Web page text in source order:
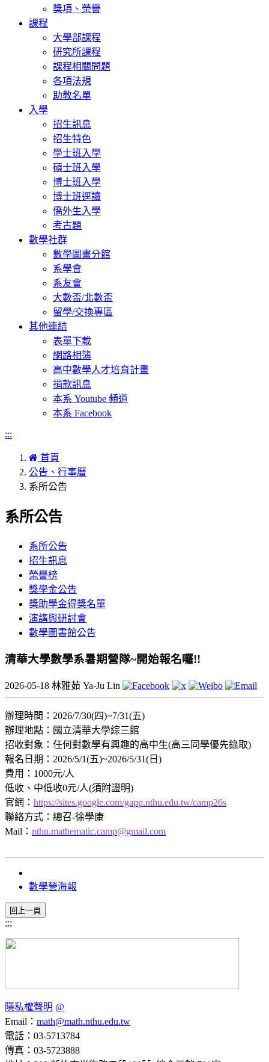
獎項、榮譽
課程
大學部課程
研究所課程
課程相關問題
各項法規
助教名單
入學
招生訊息
招生特色
學士班入學
碩士班入學
博士班入學
博士班逕讀
僑外生入學
考古題
數學社群
數學圖書分館
系學會
系友會
大數盃/北數盃
留學/交換專區
其他連結
表單下載
網路相簿
高中數學人才培育計畫
捐款訊息
本系 Youtube 頻道
本系 Facebook
:::
首頁
公告、行事曆
系所公告
系所公告
系所公告
招生訊息
榮譽榜
獎學金公告
獎助學金得獎名單
演講與研討會
數學圖書館公告
清華大學數學系暑期營隊~開始報名囉!!
2026-05-18 林雅茹 Ya-Ju Lin
辦理時間：2026/7/30(四)~7/31(五)
辦理地點：國立清華大學綜三館
招收對象：任何對數學有興趣的高中生(高三同學優先錄取)
報名日期：2026/5/1(五)~2026/5/31(日)
費用：1000元/人
低收、中低收0元/人(須附證明)
官網： https://sites.google.com/gapp.nthu.edu.tw/camp26s
聯絡方式：總召-徐學康
Mail： nthu.mathematic.camp@gmail.com
數學營海報
:::
隱私權聲明 @
Email： math@math.nthu.edu.tw
電話：03-5713784
傳真：03-5723888